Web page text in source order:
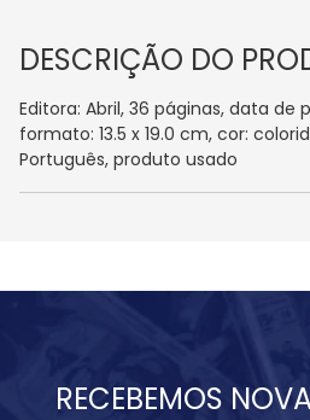
DESCRIÇÃO DO
Editora: Abril, 36 páginas, data de
formato: 13.5 x 19.0 cm, cor:
Português, produto usado
RECEBEMOS